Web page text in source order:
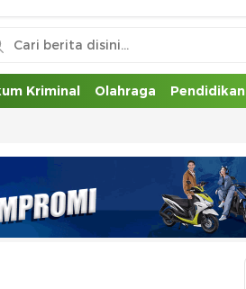
Kriminal Olahraga Pendidikan